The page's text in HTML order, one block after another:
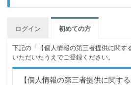
ログイン 初めての方
下記の「【個人情報の第三者提供に関す
いただいたうえでご登録ください。
【個人情報の第三者提供に関す